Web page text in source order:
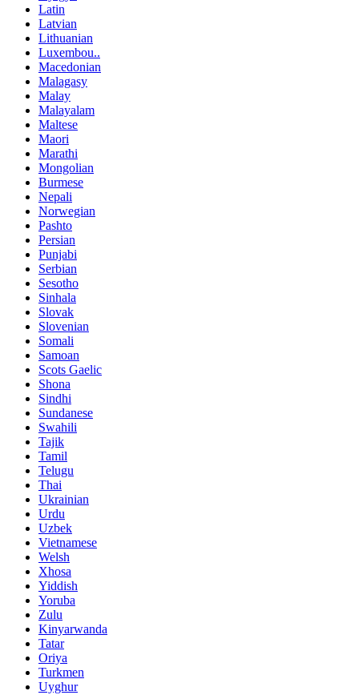
Latin
Latvian
Lithuanian
Luxembou..
Macedonian
Malagasy
Malay
Malayalam
Maltese
Maori
Marathi
Mongolian
Burmese
Nepali
Norwegian
Pashto
Persian
Punjabi
Serbian
Sesotho
Sinhala
Slovak
Slovenian
Somali
Samoan
Scots Gaelic
Shona
Sindhi
Sundanese
Swahili
Tajik
Tamil
Telugu
Thai
Ukrainian
Urdu
Uzbek
Vietnamese
Welsh
Xhosa
Yiddish
Yoruba
Zulu
Kinyarwanda
Tatar
Oriya
Turkmen
Uyghur